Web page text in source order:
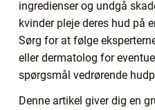
ingredienser og undgå
kvinder pleje deres hud på
Sørg for at følge
eller dermatolog for
spørgsmål vedrørende
Denne artikel giver dig en